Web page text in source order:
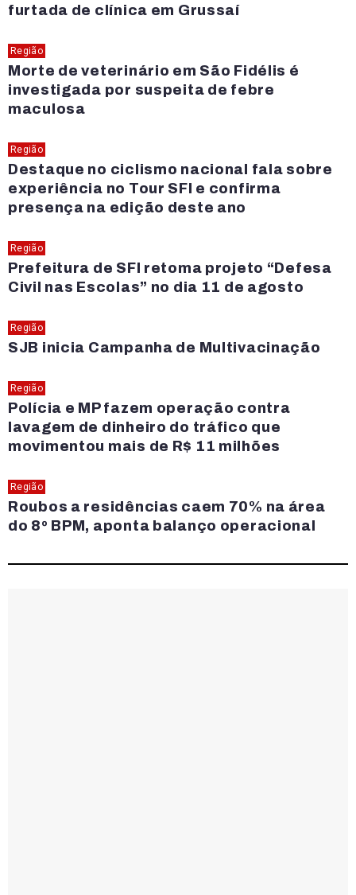
furtada de clínica em Grussaí
Região
Morte de veterinário em São Fidélis é
investigada por suspeita de febre
maculosa
Região
Destaque no ciclismo nacional fala sobre
experiência no Tour SFI e confirma
presença na edição deste ano
Região
Prefeitura de SFI retoma projeto “Defesa
Civil nas Escolas” no dia 11 de agosto
Região
SJB inicia Campanha de Multivacinação
Região
Polícia e MP fazem operação contra
lavagem de dinheiro do tráfico que
movimentou mais de R$ 11 milhões
Região
Roubos a residências caem 70% na área
do 8º BPM, aponta balanço operacional